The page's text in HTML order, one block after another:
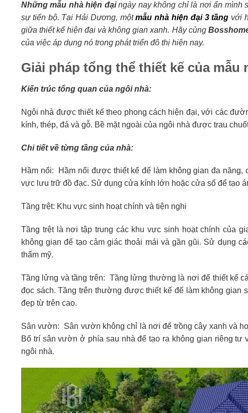
Những mẫu nhà hiện đạingày nay không chỉ là nơi ẩn mình
sự tiến bộ. Tại Hải Dương, mộtmẫu nhà hiện đại 3 tầng với
giữa thiết kế hiện đại và không gian xanh. Hãy cùng
của việc áp dụng nó trong phát triển đô thị hiện nay.
Giải pháp tổng thể thiết kế của mẫu
Kiến trúc tổng quan của ngôi nhà:
Ngôi nhà được thiết kế theo phong cách hiện đại, với các
kính, thép, đá và gỗ. Bề mặt ngoài của ngôi nhà được trau
Chi tiết về từng tầng của nhà:
Hầm nổi: Hầm nổi được thiết kế để làm không gian đa năng,
vực lưu trữ đồ đạc. Sử dụng cửa kính lớn hoặc cửa sổ để tạo
Tầng trệt: Khu vực sinh hoạt chính và tiện nghi
Tầng trệt là nơi tập trung các khu vực sinh hoạt chính của
không gian để tạo cảm giác thoải mái và gần gũi. Sử dụng
thẩm mỹ.
Tầng lửng và tầng trên: Tầng lửng thường là nơi để thiết kế
đọc sách. Tầng trên thường được thiết kế để làm không
đẹp từ trên cao.
Sân vườn: Sân vườn không chỉ là nơi để trồng cây xanh và
Bố trí sân vườn ở phía sau nhà để tạo ra không gian riêng tư
ngôi nhà.